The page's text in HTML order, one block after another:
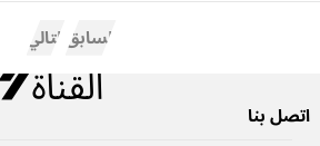
السابق التالي
اتصل بنا